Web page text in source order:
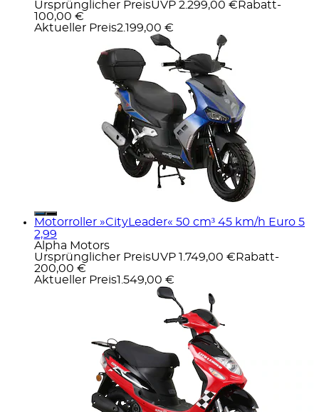
Ursprünglicher PreisUVP 2.299,00 € Rabatt-
100,00 €
Aktueller Preis2.199,00 €
Motorroller »CityLeader« 50 cm³ 45 km/h Euro 5
2,99
Alpha Motors
Ursprünglicher PreisUVP 1.749,00 € Rabatt-
200,00 €
Aktueller Preis1.549,00 €